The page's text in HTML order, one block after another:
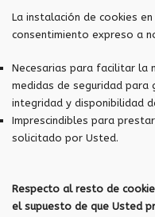
La instalación de cookies
consentimiento expreso a
Necesarias para facilitar la
medidas de seguridad para
integridad y disponibilidad
Imprescindibles para
solicitado por Usted.
Respecto al resto de
el supuesto de que Usted